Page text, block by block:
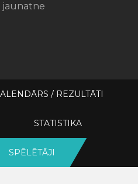
jaunatne
/ REZULTĀTI
STATISTIKA
SPĒLĒTĀJI